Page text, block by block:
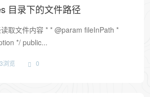
目录下的文件路径
取文件内容 * * @param fileInPath *
*/ public...
浏览 0